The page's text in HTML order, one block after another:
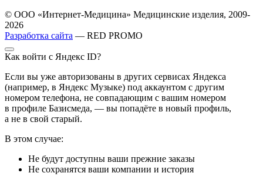
© ООО «Интернет-Медицина» Медицинские изделия, 2009-
2026
Разработка сайта — RED PROMO
Как войти с Яндекс ID?
Если вы уже авторизованы в других сервисах Яндекса
(например, в Яндекс Музыке) под аккаунтом с другим
номером телефона, не совпадающим с вашим номером
в профиле Базисмеда, — вы попадёте в новый профиль,
а не в свой старый.
В этом случае:
Не будут доступны ваши прежние заказы
Не сохранятся ваши компании и история